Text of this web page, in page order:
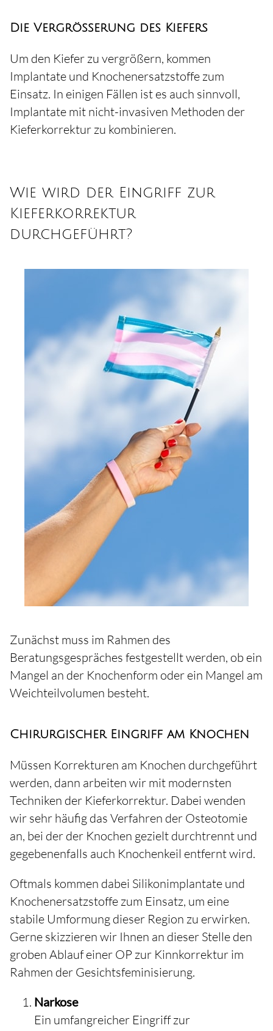
Die Vergrößerung des Kiefers
Um den Kiefer zu vergrößern, kommen
Implantate und Knochenersatzstoffe zum
Einsatz. In einigen Fällen ist es auch sinnvoll,
Implantate mit nicht-invasiven Methoden der
Kieferkorrektur zu kombinieren.
Wie wird der Eingriff zur
Kieferkorrektur
durchgeführt?
Zunächst muss im Rahmen des
Beratungsgespräches festgestellt werden, ob ein
Mangel an der Knochenform oder ein Mangel am
Weichteilvolumen besteht.
Chirurgischer Eingriff am Knochen
Müssen Korrekturen am Knochen durchgeführt
werden, dann arbeiten wir mit modernsten
Techniken der Kieferkorrektur. Dabei wenden
wir sehr häufig das Verfahren der Osteotomie
an, bei der der Knochen gezielt durchtrennt und
gegebenenfalls auch Knochenkeil entfernt wird.
Oftmals kommen dabei Silikonimplantate und
Knochenersatzstoffe zum Einsatz, um eine
stabile Umformung dieser Region zu erwirken.
Gerne skizzieren wir Ihnen an dieser Stelle den
groben Ablauf einer OP zur Kinnkorrektur im
Rahmen der Gesichtsfeminisierung.
Narkose
Ein umfangreicher Eingriff zur